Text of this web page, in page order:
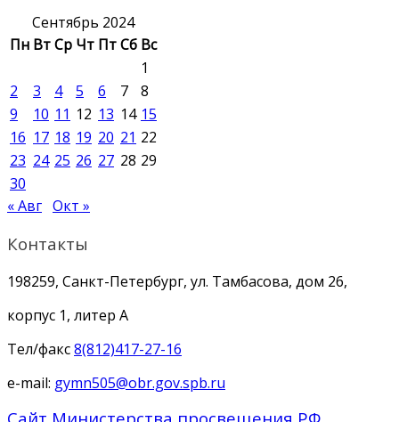
Сентябрь 2024
Пн ВтСр Чт ПтСб Вс
1
2
3 4 5 6 7
8
9
10 11 12 13 14 15
16 17 18 19 20 21 22
23 24 25 26 27 28 29
30
« Авг Окт »
Контакты
198259, Санкт-Петербург, ул. Тамбасова, дом 26,
корпус 1, литер А
Тел/факс8(812)417-27-16
e-mail: gymn505@obr.gov.spb.ru